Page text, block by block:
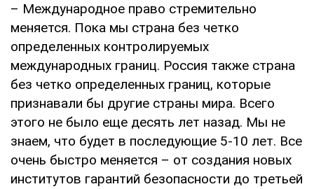
– Международное право стремительно
меняется. Пока мы страна без четко
определенных контролируемых
международных границ. Россия также страна
без четко определенных границ, которые
признавали бы другие страны мира. Всего
этого не было еще десять лет назад. Мы не
знаем, что будет в последующие 5-10 лет. Все
очень быстро меняется – от создания новых
институтов гарантий безопасности до третьей